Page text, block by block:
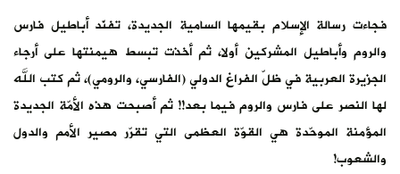
فجاءت رسالة الإسلام بقيمها السامية الجديدة، تفنّد أباطيل فارس
والروم وأباطيل المشركين أولا، ثم أخذت تبسط هيمنتها على أرجاء
الجزيرة العربية في ظلّ الفراغ الدولي (الفارسي، والرومي)، ثم كتب الله
لها النصر على فارس والروم فيما بعد!! ثم أصبحت هذه الأمّة الجديدة
المؤمنة الموحّدة هي القوّة العظمى التي تقرّر مصير الأمم والدول
والشعوب!